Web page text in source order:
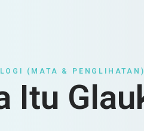
(MATA & PENGLIHATAN)
Itu